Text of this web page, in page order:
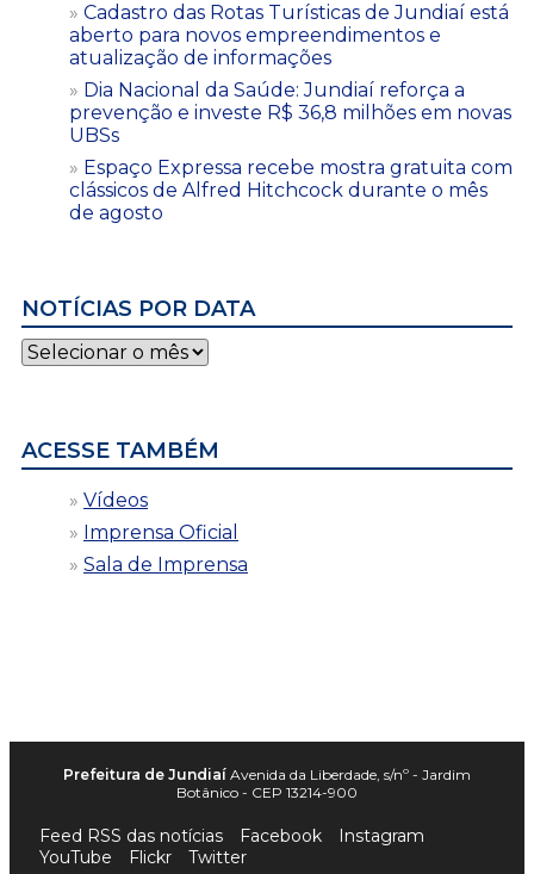
Cadastro das Rotas Turísticas de Jundiaí está
aberto para novos empreendimentos e
atualização de informações
Dia Nacional da Saúde: Jundiaí reforça a
prevenção e investe R$ 36,8 milhões em novas
UBSs
Espaço Expressa recebe mostra gratuita com
clássicos de Alfred Hitchcock durante o mês
de agosto
NOTÍCIAS POR DATA
Notícias
por
ACESSE TAMBÉM
Vídeos
Imprensa Oficial
Sala de Imprensa
Prefeitura de Jundiaí Avenida da Liberdade, s/nº - Jardim
Botânico - CEP 13214-900
Feed RSS das notícias Facebook
Instagram
YouTube
Flickr Twitter